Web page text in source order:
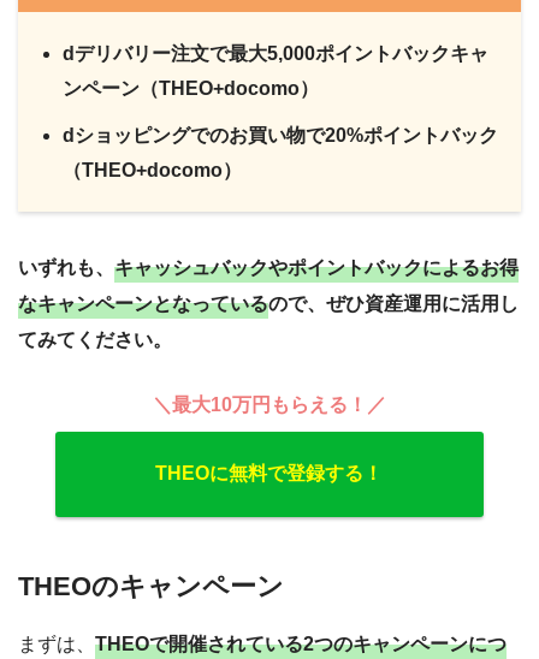
dデリバリー注文で最大5,000ポイントバックキャ
ンペーン（THEO+docomo）
dショッピングでのお買い物で20%ポイントバック
（THEO+docomo）
いずれも、 キャッシュバックやポイントバックによるお得
なキャンペーンとなっているので、ぜひ資産運用に活用し
てみてください。
＼最大10万円もらえる！／
THEOに無料で登録する！
THEOのキャンペーン
まずは、 THEOで開催されている2つのキャンペーンにつ